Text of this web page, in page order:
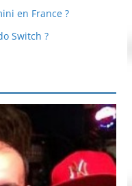
en France ?
Switch ?